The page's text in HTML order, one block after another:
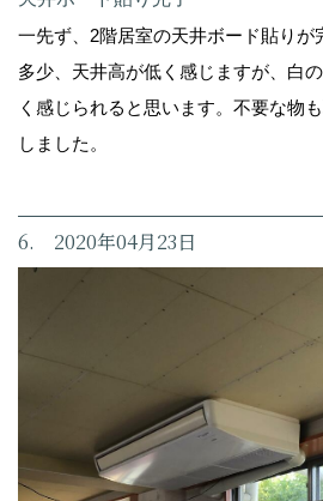
一先ず、2階居室の天井ボード貼りが
多少、天井高が低く感じますが、白
く感じられると思います。不要な物
しました。
6. 2020年04月23日